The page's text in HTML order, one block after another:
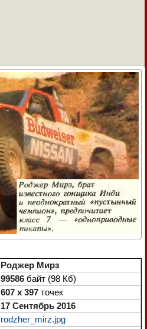
Роджер Мирз
99586 байт (98 Кб)
607 x 397 точек
17 Сентябрь 2016
rodzher_mirz.jpg